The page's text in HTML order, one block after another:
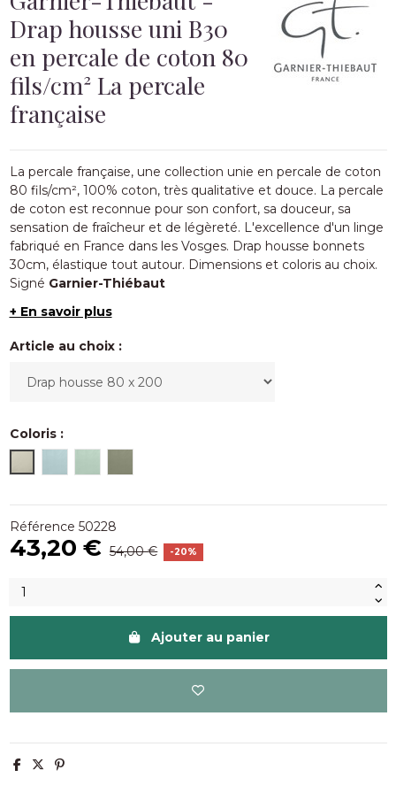
Drap housse uni B30
en percale de coton 80
fils/cm² La percale
française
La percale française, une collection unie en percale de coton
80 fils/cm², 100% coton, très qualitative et douce. La percale
de coton est reconnue pour son confort, sa douceur, sa
sensation de fraîcheur et de légèreté. L'excellence d'un linge
fabriqué en France dans les Vosges. Drap housse bonnets
30cm, élastique tout autour. Dimensions et coloris au choix.
Signé Garnier-Thiébaut
+ En savoir plus
Article au choix :
Coloris :
Référence 50228
43,20 € 54,00 € -20%
Ajouter au panier